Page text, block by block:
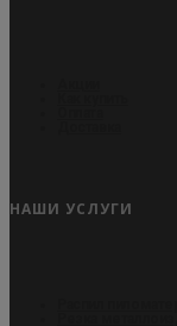
НАШИ УСЛУГИ